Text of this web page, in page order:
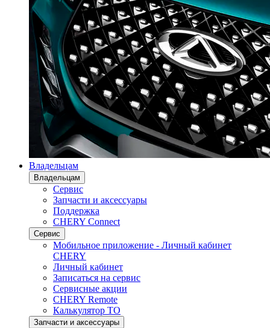
Владельцам
Владельцам
Сервис
Запчасти и аксессуары
Поддержка
CHERY Connect
Сервис
Мобильное приложение - Личный кабинет
CHERY
Личный кабинет
Записаться на сервис
Сервисные акции
CHERY Remote
Калькулятор ТО
Запчасти и аксессуары